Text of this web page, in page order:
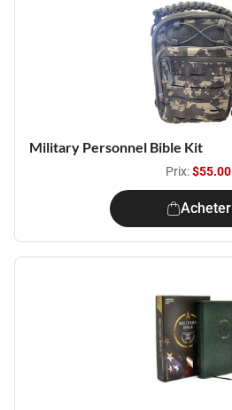
Military Personnel Bible Kit
Prix:$55.00
Acheter